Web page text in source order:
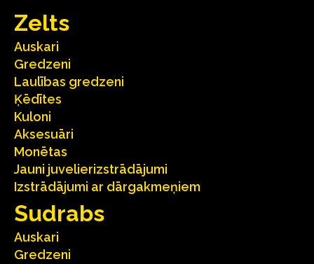
Zelts
Auskari
Gredzeni
Laulības gredzeni
Ķēdītes
Kuloni
Aksesuāri
Monētas
Jauni juvelierizstrādājumi
Izstrādājumi ar dārgakmeņiem
Sudrabs
Auskari
Gredzeni